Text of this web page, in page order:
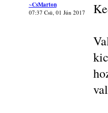
~CsMarton
07:37 Csü, 01 Jún 2017